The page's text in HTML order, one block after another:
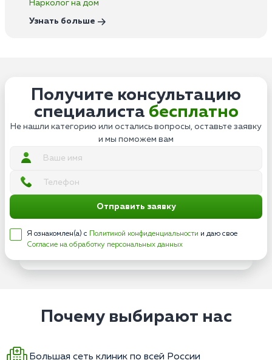
Нарколог на дом
Узнать больше
Получите консультацию
специалиста бесплатно
Не нашли категорию или остались вопросы, оставьте заявку
и мы поможем вам
Отправить заявку
Я ознакомлен(а) с Политикой конфиденциальности и даю свое
Согласие на обработку персональных данных
Почему выбирают нас
Большая сеть клиник по всей России